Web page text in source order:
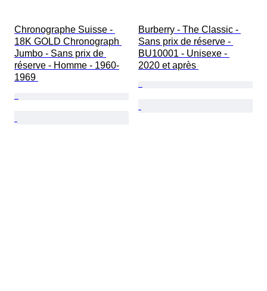
Chronographe Suisse -
18K GOLD Chronograph
Jumbo - Sans prix de
réserve - Homme - 1960-
1969
Burberry - The Classic -
Sans prix de réserve -
BU10001 - Unisexe -
2020 et après